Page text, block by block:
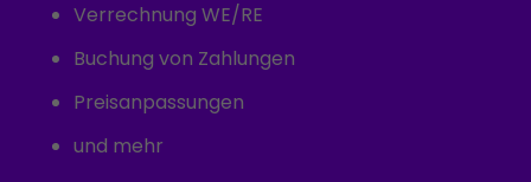
Verrechnung WE/RE
Buchung von Zahlungen
Preisanpassungen
und mehr